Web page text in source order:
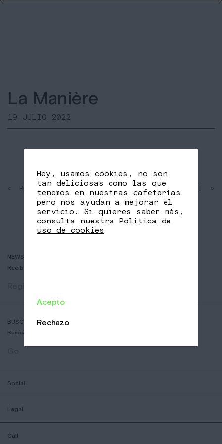
La Manière
19 JULIO 2022
< PAST
SHARE
FB
TW
NEXT >
NEWSLETTER
Recibe historias de cafés delicosos y las últimas novedades.
BUSCADOR DE COFFESSHOPS
Busca la tienda Nomad más cercana
Social
Legal
Call
Hey, usamos cookies, no son
tan deliciosas como las que
tenemos en nuestras cafeterías
pero nos ayudan a mejorar el
servicio. Si quieres saber más,
consulta nuestra Política de
uso de cookies
Acepto
Rechazo